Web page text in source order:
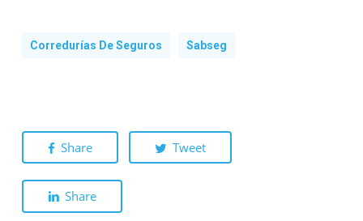
Corredurías De Seguros Sabseg
Share Tweet
Share